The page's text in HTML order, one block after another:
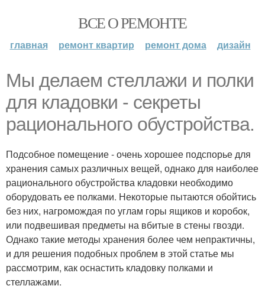
ВСЕ О РЕМОНТЕ
главная ремонт квартир ремонт дома дизайн
Мы делаем стеллажи и полки
для кладовки - секреты
рационального обустройства.
Подсобное помещение - очень хорошее подспорье для
хранения самых различных вещей, однако для наиболее
рационального обустройства кладовки необходимо
оборудовать ее полками. Некоторые пытаются обойтись
без них, нагромождая по углам горы ящиков и коробок,
или подвешивая предметы на вбитые в стены гвозди.
Однако такие методы хранения более чем непрактичны,
и для решения подобных проблем в этой статье мы
рассмотрим, как оснастить кладовку полками и
стеллажами.